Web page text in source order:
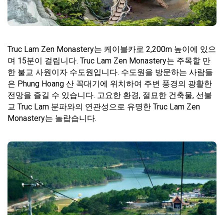
Truc Lam Zen Monastery는 케이블카로 2,200m 높이에 있으
며 15분이 걸립니다. Truc Lam Zen Monastery는 주목할 만
한 불교 사원이자 수도원입니다. 수도원을 방문하는 사람들
은 Phung Hoang 산 꼭대기에 위치하여 주변 풍경의 광활한
전망을 즐길 수 있습니다. 고요한 환경, 절묘한 건축물, 선불
교 Truc Lam 분파와의 연관성으로 유명한 Truc Lam Zen
Monastery는 놀랍습니다.